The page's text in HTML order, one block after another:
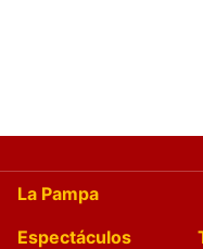
La Pampa
Espectáculos